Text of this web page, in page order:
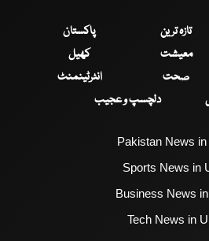
تازہ ترین
پاکستان
معیشت
کھیل
صحت
انٹرٹینمنٹ
دلچسپ و عجیب
Pakistan News
Sports News in
Business News
Tech News in